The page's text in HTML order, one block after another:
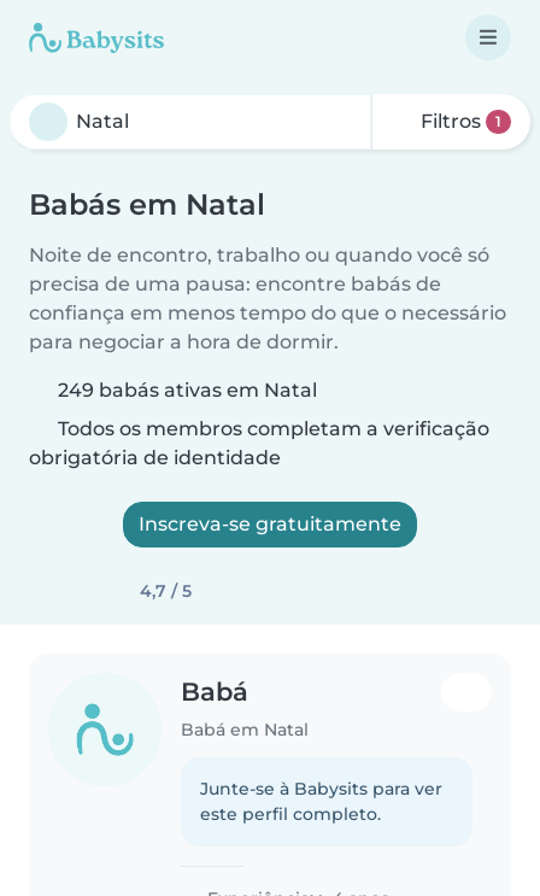
Filtros 1
Babás em Natal
Noite de encontro, trabalho ou quando você só
precisa de uma pausa: encontre babás de
confiança em menos tempo do que o necessário
para negociar a hora de dormir.
249 babás ativas em Natal
Todos os membros completam a verificação
obrigatória de identidade
Inscreva-se gratuitamente
4,7 / 5
Babá
Babá em Natal
Junte-se à Babysits para ver
este perfil completo.